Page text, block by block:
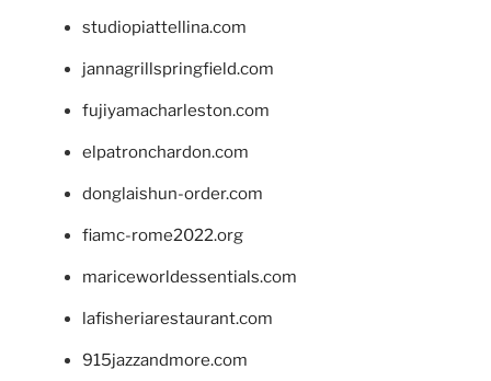
studiopiattellina.com
jannagrillspringfield.com
fujiyamacharleston.com
elpatronchardon.com
donglaishun-order.com
fiamc-rome2022.org
mariceworldessentials.com
lafisheriarestaurant.com
915jazzandmore.com